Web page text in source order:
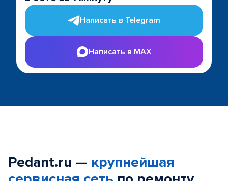
Написать в Telegram
Написать в MAX
Pedant.ru — крупнейшая